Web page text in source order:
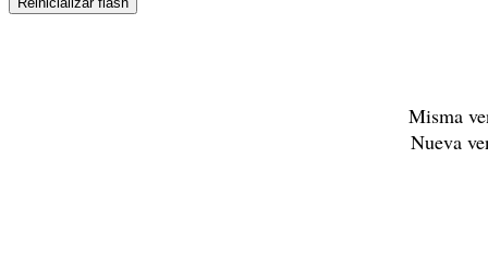
Misma
Nueva